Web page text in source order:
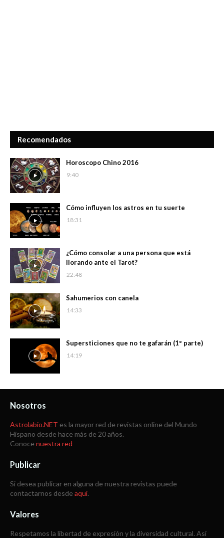
Recomendados
Horoscopo Chino 2016
9:40
Cómo influyen los astros en tu suerte
18:31
¿Cómo consolar a una persona que está
llorando ante el Tarot?
22:48
Sahumerios con canela
14:33
Supersticiones que no te gafarán (1º parte)
14:19
Nosotros
Astrolabio.NET es la mayor red de revistas online del Mundo
Hispano desde hace más de 20 años.
Conoce nuestra red
Publicar
Si desea publicar en alguna de nuestra revistas puede
contactarnos desde aquí.
Valores
Respetamos la libertad de expresión y la diversidad cultural. Así